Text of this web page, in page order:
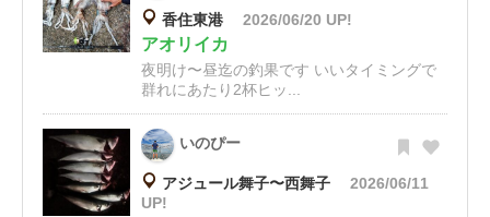
香住東港 2026/06/20 UP!
アオリイカ
夜明け〜昼迄の釣果です いいタイミングで
群れにあたり2杯ヒッ...
いのぴー
アジュール舞子〜西舞子
2026/06/11
UP!